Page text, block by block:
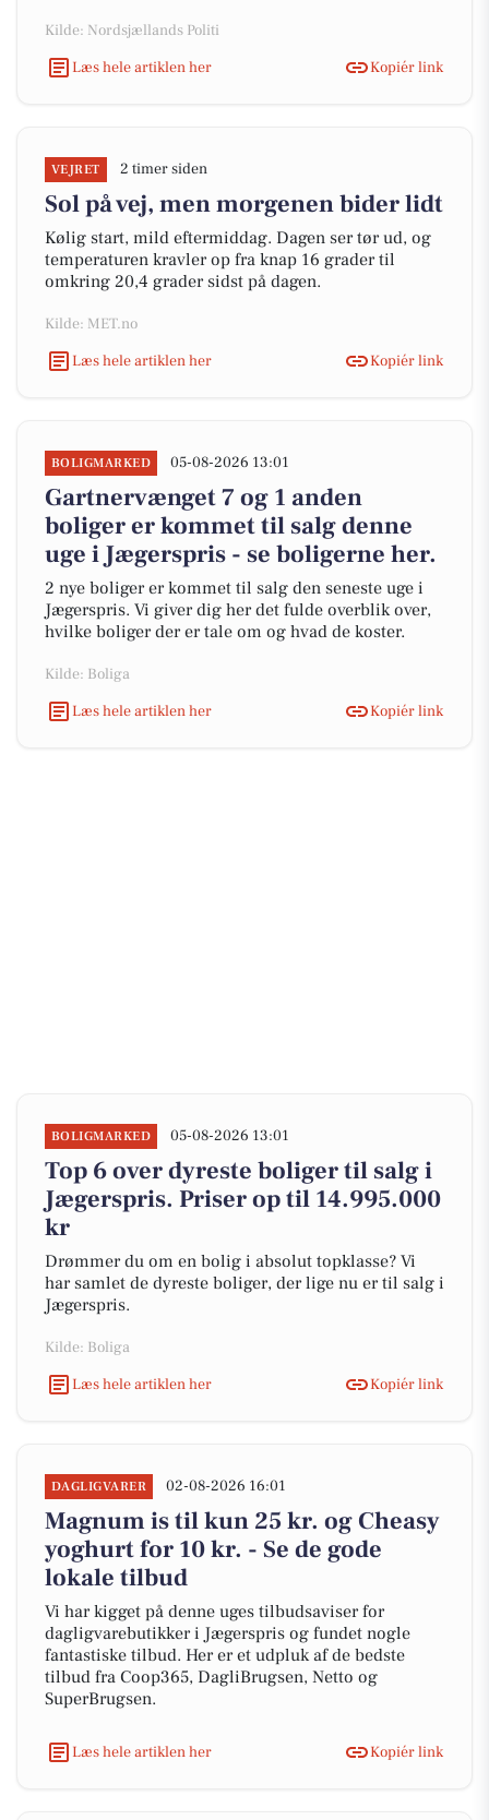
Kilde: Nordsjællands Politi
Læs hele artiklen her
Kopiér link
VEJRET 2 timer siden
Sol på vej, men morgenen bider lidt
Kølig start, mild eftermiddag. Dagen ser tør ud, og
temperaturen kravler op fra knap 16 grader til
omkring 20,4 grader sidst på dagen.
Kilde: MET.no
Læs hele artiklen her
Kopiér link
BOLIGMARKED 05-08-2026 13:01
Gartnervænget 7 og 1 anden
boliger er kommet til salg denne
uge i Jægerspris - se boligerne her.
2 nye boliger er kommet til salg den seneste uge i
Jægerspris. Vi giver dig her det fulde overblik over,
hvilke boliger der er tale om og hvad de koster.
Kilde: Boliga
Læs hele artiklen her
Kopiér link
BOLIGMARKED 05-08-2026 13:01
Top 6 over dyreste boliger til salg i
Jægerspris. Priser op til 14.995.000
kr
Drømmer du om en bolig i absolut topklasse? Vi
har samlet de dyreste boliger, der lige nu er til salg i
Jægerspris.
Kilde: Boliga
Læs hele artiklen her
Kopiér link
DAGLIGVARER 02-08-2026 16:01
Magnum is til kun 25 kr. og Cheasy
yoghurt for 10 kr. - Se de gode
lokale tilbud
Vi har kigget på denne uges tilbudsaviser for
dagligvarebutikker i Jægerspris og fundet nogle
fantastiske tilbud. Her er et udpluk af de bedste
tilbud fra Coop365, DagliBrugsen, Netto og
SuperBrugsen.
Læs hele artiklen her Kopiér link